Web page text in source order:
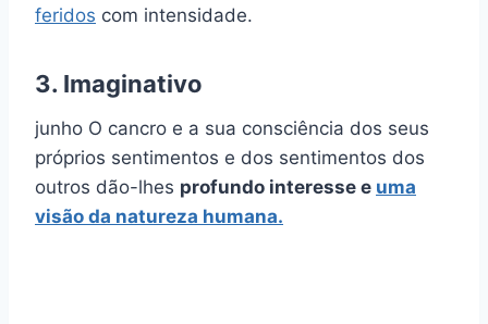
feridos com intensidade.
3. Imaginativo
junho O cancro e a sua consciência dos seus
próprios sentimentos e dos sentimentos dos
outros dão-lhes profundo interesse e uma
visão da natureza humana.